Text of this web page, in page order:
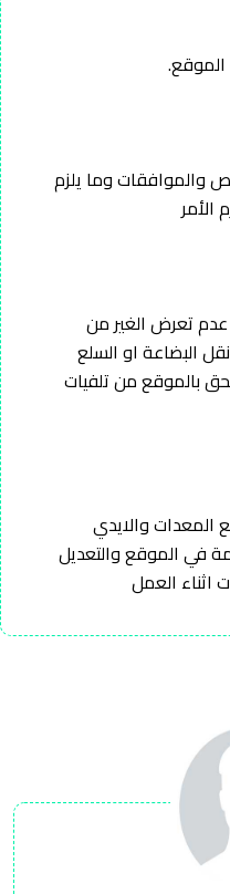
الموقع.
والموافقات وما يلزم
تعرض الغير من
البضاعة او السلع
بالموقع من تلفيات
المعدات والايدي
في الموقع والتعديل
اثناء العمل